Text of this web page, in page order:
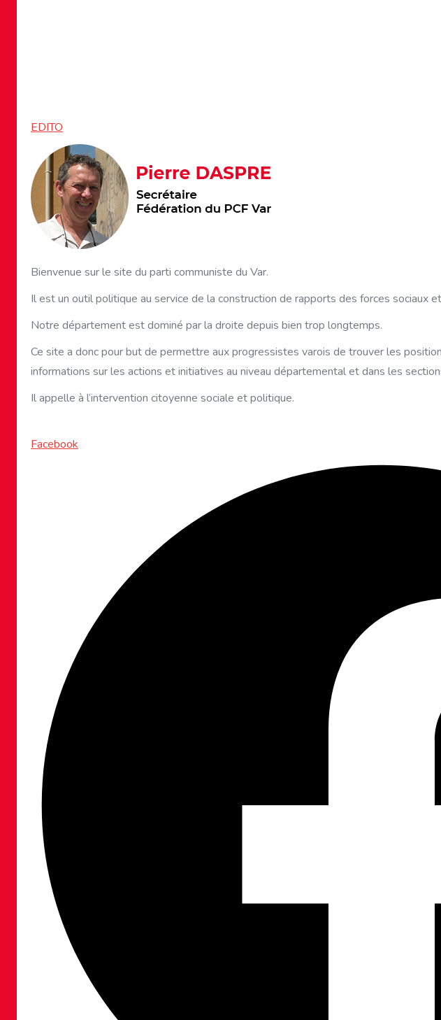
EDITO
Bienvenue sur le site du parti communiste du Var.
Il est un outil politique au service de la construction de rapports des forces sociaux
Notre département est dominé par la droite depuis bien trop longtemps.
Ce site a donc pour but de permettre aux progressistes varois de trouver les
informations sur les actions et initiatives au niveau départemental et dans les
Il appelle à l’intervention citoyenne sociale et politique.
Facebook